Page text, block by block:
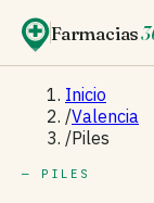
Farmacias
Inicio
/Valencia
/Piles
— PILES